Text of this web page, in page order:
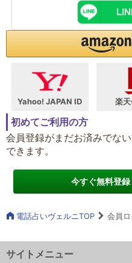
Yahoo! JAPAN ID 楽
初めてご利用の方
会員登録がまだお済みでな
できます。
今すぐ無料登録
電話占いヴェルニTOP 会員
サイトメニュー